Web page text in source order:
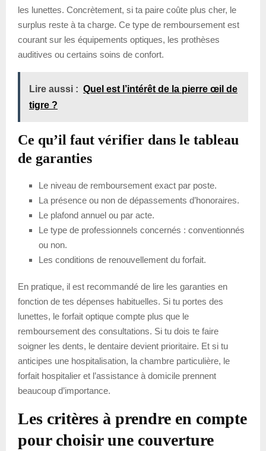
les lunettes. Concrètement, si ta paire coûte plus cher, le
surplus reste à ta charge. Ce type de remboursement est
courant sur les équipements optiques, les prothèses
auditives ou certains soins de confort.
Lire aussi : Quel est l’intérêt de la pierre œil de
tigre ?
Ce qu’il faut vérifier dans le tableau
de garanties
Le niveau de remboursement exact par poste.
La présence ou non de dépassements d’honoraires.
Le plafond annuel ou par acte.
Le type de professionnels concernés : conventionnés
ou non.
Les conditions de renouvellement du forfait.
En pratique, il est recommandé de lire les garanties en
fonction de tes dépenses habituelles. Si tu portes des
lunettes, le forfait optique compte plus que le
remboursement des consultations. Si tu dois te faire
soigner les dents, le dentaire devient prioritaire. Et si tu
anticipes une hospitalisation, la chambre particulière, le
forfait hospitalier et l’assistance à domicile prennent
beaucoup d’importance.
Les critères à prendre en compte
pour choisir une couverture